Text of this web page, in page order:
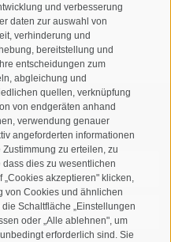
und verbesserung
daten zur auswahl von
verhinderung und
bereitstellung und
entscheidungen zum
abgleichung und
quellen, verknüpfung
von endgeräten anhand
verwendung genauer
angeforderten informationen
zu erteilen, zu
dies zu wesentlichen
akzeptieren" klicken,
von Cookies und ähnlichen
Schaltfläche „Einstellungen
oder „Alle ablehnen", um
erforderlich sind. Sie